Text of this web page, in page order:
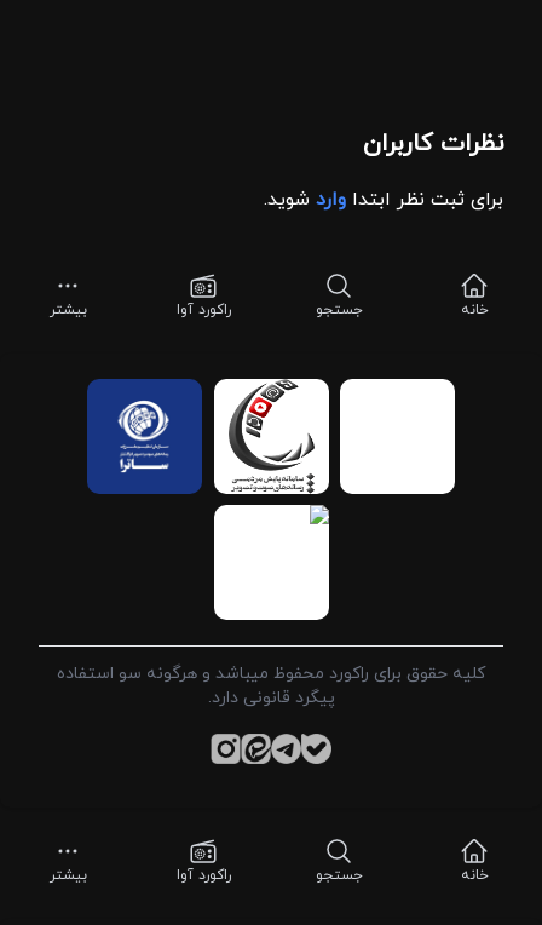
نظرات کاربران
برای ثبت نظر ابتدا وارد شوید.
خانه جستجو راکورد آوا بیشتر
کلیه حقوق برای راکورد محفوظ میباشد و هرگونه سو استفاده
پیگرد قانونی دارد.
خانه جستجو راکورد آوا بیشتر